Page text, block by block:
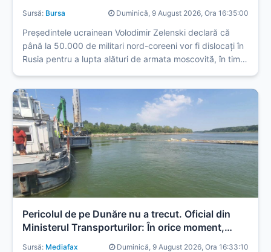
Sursă: Bursa Duminică, 9 August 2026, Ora 16:35:00
Președintele ucrainean Volodimir Zelenski declară că
până la 50.000 de militari nord-coreeni vor fi dislocați în
Rusia pentru a lupta alături de armata moscovită, în timp
Pericolul de pe Dunăre nu a trecut. Oficial din
Ministerul Transporturilor: În orice moment,
barjele pot fi dislocate
Sursă: Mediafax Duminică, 9 August 2026, Ora 16:33:10